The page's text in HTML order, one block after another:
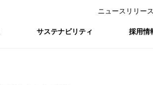
サステナビリティ 採用情
ニュースリリース